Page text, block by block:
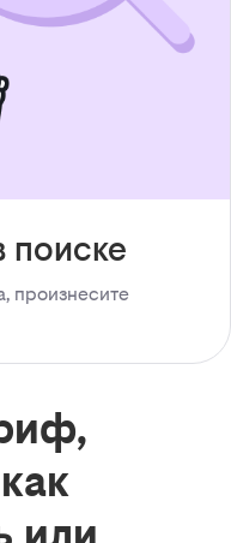
поиске
произнесите